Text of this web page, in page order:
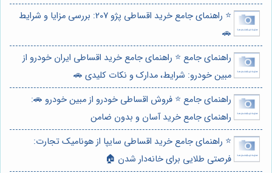
⭐️ راهنمای جامع خرید اقساطی پژو 207: بررسی مزایا و شرایط
🚗
راهنمای جامع ⭐️ راهنمای جامع خرید اقساطی ایران خودرو از
مبین خودرو: شرایط، مدارک و نکات کلیدی 🚗
راهنمای جامع ⭐️ فروش اقساطی خودرو از مبین خودرو 🚗:
راهنمای جامع خرید آسان و بدون ضامن
⭐️ راهنمای جامع خرید اقساطی سایپا از هونامیک تجارت:
فرصتی طلایی برای خانه‌دار شدن 🏠